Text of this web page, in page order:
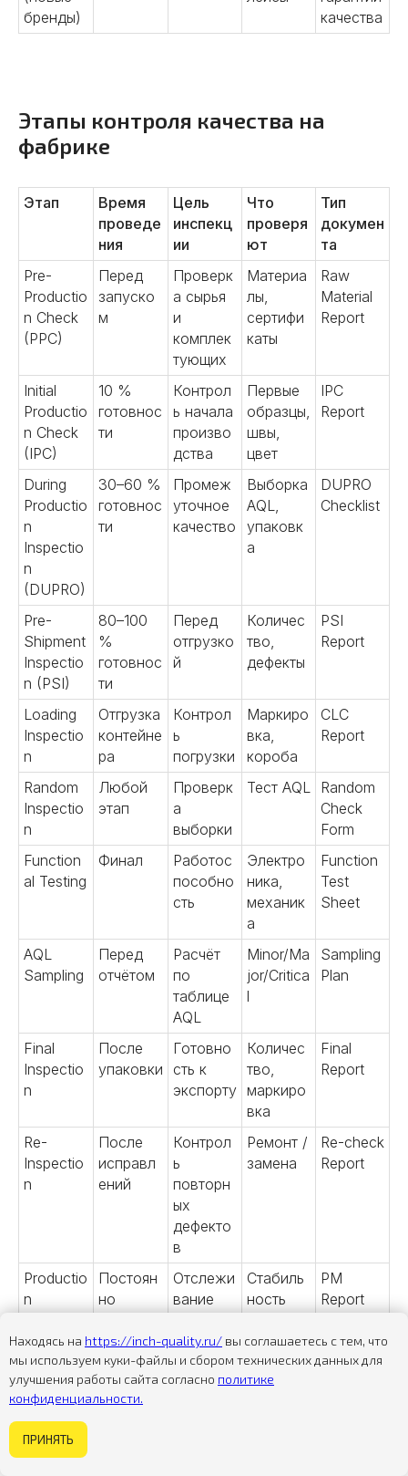
бренды)
качества
Этапы контроля качества на
фабрике
Этап
Время
проведе
ния
Цель
инспекц
ии
Что
проверя
ют
Тип
докумен
та
Pre-
Productio
n Check
(PPC)
Перед
запуско
м
Проверк
а сырья
и
комплек
тующих
Материа
лы,
сертифи
каты
Raw
Material
Report
Initial
Productio
n Check
(IPC)
10 %
готовнос
ти
Контрол
ь начала
произво
дства
Первые
образцы,
швы,
цвет
IPC
Report
During
Productio
n
Inspectio
n
(DUPRO)
30–60 %
готовнос
ти
Промеж
уточное
качество
Выборка
AQL,
упаковк
а
DUPRO
Checklist
Pre-
Shipment
Inspectio
n (PSI)
80–100
%
готовнос
ти
Перед
отгрузко
й
Количес
тво,
дефекты
PSI
Report
Loading
Inspectio
n
Отгрузка
контейне
ра
Контрол
ь
погрузки
Маркиро
вка,
короба
CLC
Report
Random
Inspectio
n
Любой
этап
Проверк
а
выборки
Тест AQL Random
Check
Form
Function
al Testing
Финал
Работос
пособно
сть
Электро
ника,
механик
а
Function
Test
Sheet
AQL
Sampling
Перед
отчётом
Расчёт
по
таблице
AQL
Minor/Ma
jor/Critica
l
Sampling
Plan
Final
Inspectio
n
После
упаковки
Готовно
сть к
экспорту
Количес
тво,
маркиро
вка
Final
Report
Re-
Inspectio
n
После
исправл
ений
Контрол
ь
повторн
ых
дефекто
в
Ремонт /
замена
Re-check
Report
Productio
n
g
Постоян
но
Отслежи
вание
а
Стабиль
ность
PM
Report
Sorting
После
брака
Разделе
Defect
Аудит производства
02
01
Подробнее
Поиск надежных
Поможем найти производителей
и фабрики в Китае. Проведем
аудит и обеспечим выгодные
условия сотрудничества.
Предоставим полный пакет
информации о китайских
партнерах.
Предлагаем полный комплекс услуг
«под ключ» или сотрудничество в
рамках конкретной задачи. Решения
зависят от того, какие задачи стоят
перед вашим бизнесом сейчас.
Наши услуги в
Китае
Находясь на https://inch-quality.ru/ вы соглашаетесь с тем, что
мы используем куки-файлы и сбором технических данных для
улучшения работы сайта согласно политике
конфиденциальности.
ПРИНЯТЬ